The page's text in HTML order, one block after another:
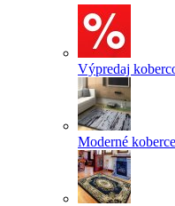
Výpredaj
Moderné koberce